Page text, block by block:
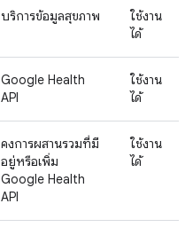
บริการข้อมูลสุขภาพ
ใช้งาน
ได้
Google Health
API
ใช้งาน
ได้
คงการผสานรวมที่มี
อยู่หรือเพิ่ม
Google Health
API
ใช้งาน
ได้